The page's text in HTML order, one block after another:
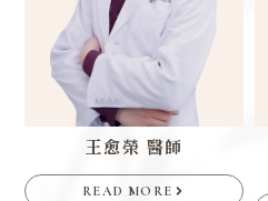
王愈榮 醫師
READ MORE